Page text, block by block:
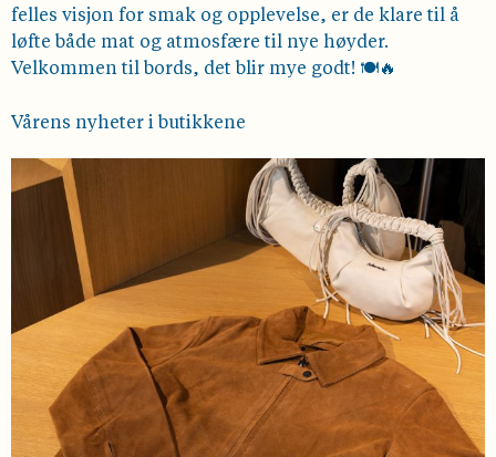
felles visjon for smak og opplevelse, er de klare til å
løfte både mat og atmosfære til nye høyder.
Velkommen til bords, det blir mye godt! 🍽️🔥
Vårens nyheter i butikkene